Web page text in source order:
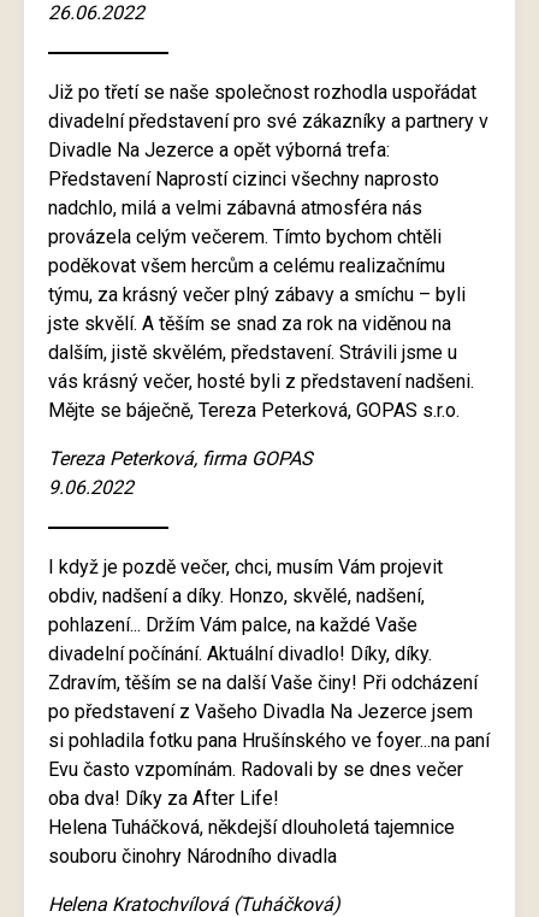
26.06.2022
Již po třetí se naše společnost rozhodla uspořádat
divadelní představení pro své zákazníky a partnery v
Divadle Na Jezerce a opět výborná trefa:
Představení Naprostí cizinci všechny naprosto
nadchlo, milá a velmi zábavná atmosféra nás
provázela celým večerem. Tímto bychom chtěli
poděkovat všem hercům a celému realizačnímu
týmu, za krásný večer plný zábavy a smíchu – byli
jste skvělí. A těším se snad za rok na viděnou na
dalším, jistě skvělém, představení. Strávili jsme u
vás krásný večer, hosté byli z představení nadšeni.
Mějte se báječně, Tereza Peterková, GOPAS s.r.o.
Tereza Peterková, firma GOPAS
9.06.2022
I když je pozdě večer, chci, musím Vám projevit
obdiv, nadšení a díky. Honzo, skvělé, nadšení,
pohlazení... Držím Vám palce, na každé Vaše
divadelní počínání. Aktuální divadlo! Díky, díky.
Zdravím, těším se na další Vaše činy! Při odcházení
po představení z Vašeho Divadla Na Jezerce jsem
si pohladila fotku pana Hrušínského ve foyer...na paní
Evu často vzpomínám. Radovali by se dnes večer
oba dva! Díky za After Life!
Helena Tuháčková, někdejší dlouholetá tajemnice
souboru činohry Národního divadla
Helena Kratochvílová (Tuháčková)